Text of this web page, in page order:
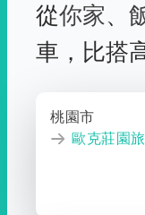
從你家、
車， 比搭
桃園市
歐克莊園